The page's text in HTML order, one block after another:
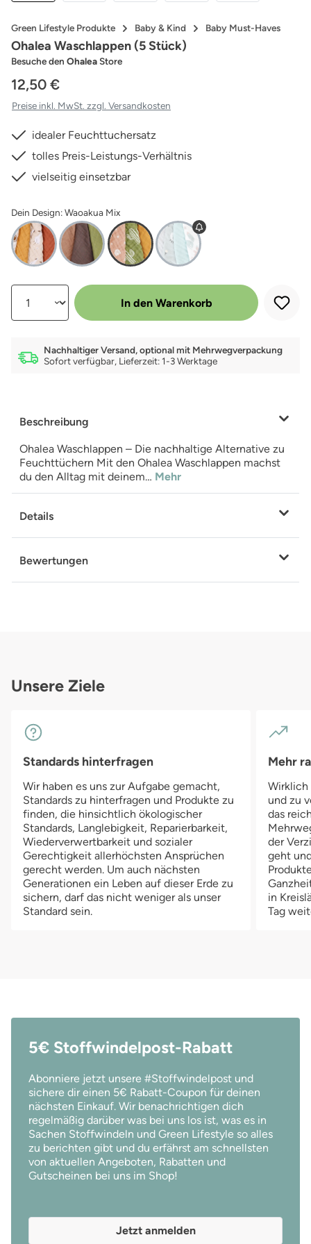
Green Lifestyle Produkte Baby & Kind Baby Must-Haves
Ohalea Waschlappen (5 Stück)
Besuche den OhaleaStore
12,50 €
Preise inkl. MwSt. zzgl. Versandkosten
idealer Feuchttuchersatz
tolles Preis-Leistungs-Verhältnis
vielseitig einsetzbar
Dein Design: Waoakua Mix
Produkt Anzahl: Gib den gewünschten Wert ein oder benutze die
In den Warenkorb
Nachhaltiger Versand, optional mit Mehrwegverpackung
Sofort verfügbar, Lieferzeit: 1-3 Werktage
Beschreibung
Ohalea Waschlappen – Die nachhaltige Alternative zu
Feuchttüchern Mit den Ohalea Waschlappen machst
du den Alltag mit deinem… Mehr
Details
Bewertungen
Unsere Ziele
Standards hinterfragen
Wir haben es uns zur Aufgabe gemacht,
Standards zu hinterfragen und Produkte zu
finden, die hinsichtlich ökologischer
Standards, Langlebigkeit, Reparierbarkeit,
Wiederverwertbarkeit und sozialer
Gerechtigkeit allerhöchsten Ansprüchen
gerecht werden. Um auch nächsten
Generationen ein Leben auf dieser Erde zu
sichern, darf das nicht weniger als unser
Standard sein.
Mehr
Wirklich
und zu
das
der
geht
in
Tag
5€ Stoffwindelpost-Rabatt
Abonniere jetzt unsere #Stoffwindelpost und
sichere dir einen 5€ Rabatt-Coupon für deinen
nächsten Einkauf. Wir benachrichtigen dich
regelmäßig darüber was bei uns los ist, was es in
Sachen Stoffwindeln und Green Lifestyle so alles
zu berichten gibt und du erfährst am schnellsten
von aktuellen Angeboten, Rabatten und
Gutscheinen bei uns im Shop!
Jetzt anmelden